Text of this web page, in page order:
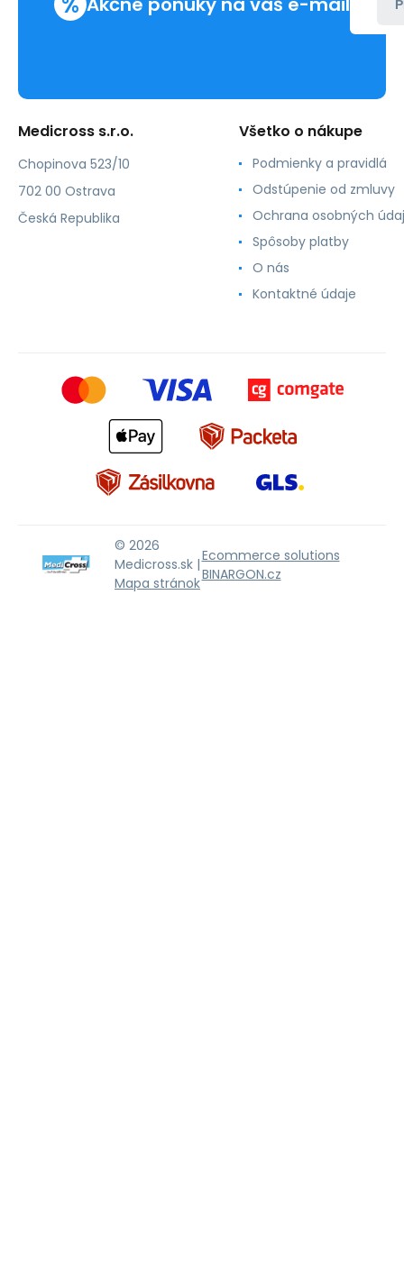
Medicross s.r.o.
Chopinova 523/10
702 00 Ostrava
Česká Republika
Všetko o nákupe
Podmienky a pravidlá
Odstúpenie od zmluvy
Ochrana osobných
Spôsoby platby
O nás
Kontaktné údaje
© 2026
Medicross.sk |
Mapa stránok
Ecommerce solutions
BINARGON.cz